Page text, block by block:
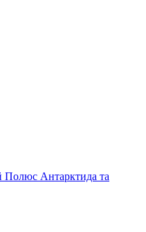
Антарктида та